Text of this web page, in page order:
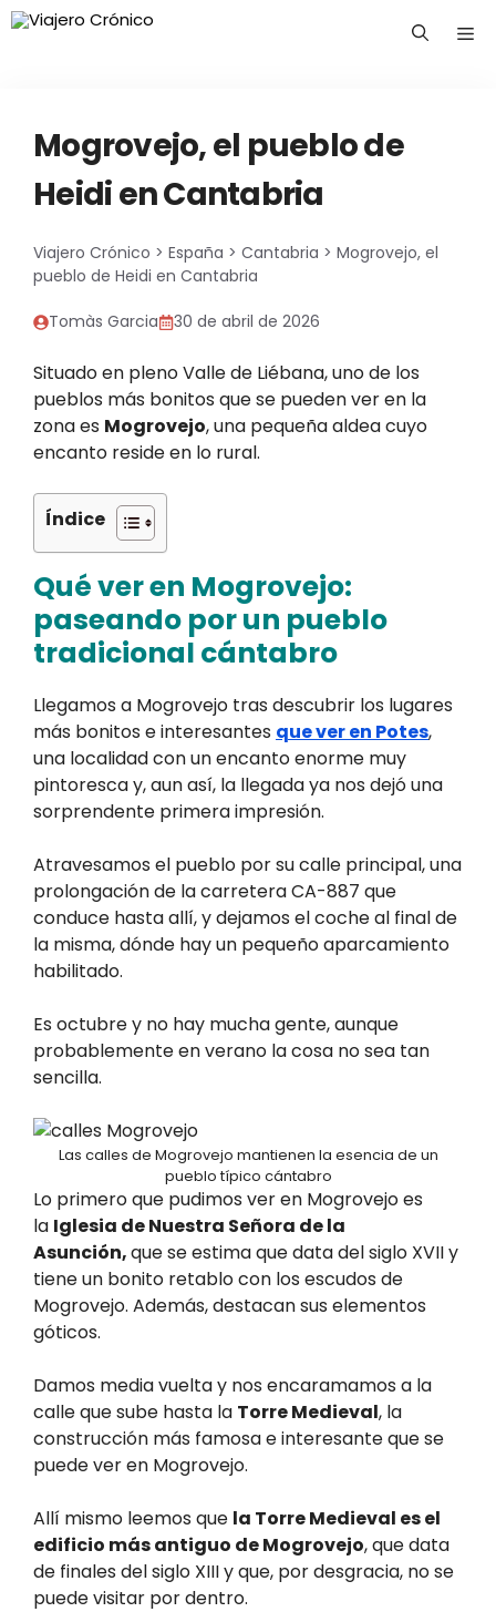
Saltar
Mogrovejo, el pueblo de
Heidi en Cantabria
Viajero Crónico > España > Cantabria > Mogrovejo, el
pueblo de Heidi en Cantabria
Tomàs Garcia 30 de abril de 2026
Situado en pleno Valle de Liébana, uno de los
pueblos más bonitos que se pueden ver en la
zona es Mogrovejo, una pequeña aldea cuyo
encanto reside en lo rural.
Índice
Qué ver en Mogrovejo:
paseando por un pueblo
tradicional cántabro
Llegamos a Mogrovejo tras descubrir los lugares
más bonitos e interesantes que ver en Potes,
una localidad con un encanto enorme muy
pintoresca y, aun así, la llegada ya nos dejó una
sorprendente primera impresión.
Atravesamos el pueblo por su calle principal, una
prolongación de la carretera CA-887 que
conduce hasta allí, y dejamos el coche al final de
la misma, dónde hay un pequeño aparcamiento
habilitado.
Es octubre y no hay mucha gente, aunque
probablemente en verano la cosa no sea tan
sencilla.
Las calles de Mogrovejo mantienen la esencia de un
pueblo típico cántabro
Lo primero que pudimos ver en Mogrovejo es
la Iglesia de Nuestra Señora de la
Asunción,que se estima que data del siglo XVII y
tiene un bonito retablo con los escudos de
Mogrovejo. Además, destacan sus elementos
góticos.
Damos media vuelta y nos encaramamos a la
calle que sube hasta la Torre Medieval, la
construcción más famosa e interesante que se
puede ver en Mogrovejo.
Allí mismo leemos que la Torre Medieval es el
edificio más antiguo de Mogrovejo, que data
de finales del siglo XIII y que, por desgracia, no se
puede visitar por dentro.